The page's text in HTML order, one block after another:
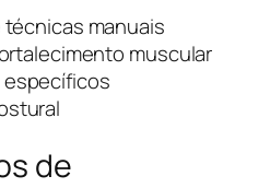
manuais
muscular
de